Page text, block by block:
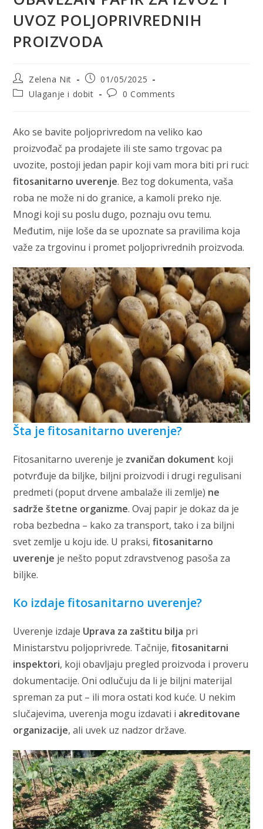
UVOZ POLJOPRIVREDNIH
PROIZVODA
Post
author:
Zelena Nit
Post
published:
01/05/2025
PostUlaganje i dobit
Post0 Comments
Ako se bavite poljoprivredom na veliko kao
proizvođač pa prodajete ili ste samo trgovac pa
uvozite, postoji jedan papir koji vam mora biti pri ruci:
fitosanitarno uverenje. Bez tog dokumenta, vaša
roba ne može ni do granice, a kamoli preko nje.
Mnogi koji su poslu dugo, poznaju ovu temu.
Međutim, nije loše da se upoznate sa pravilima koja
važe za trgovinu i promet poljoprivrednih proizvoda.
Šta je fitosanitarno uverenje?
Fitosanitarno uverenje je zvaničan dokument koji
potvrđuje da biljke, biljni proizvodi i drugi regulisani
predmeti (poput drvene ambalaže ili zemlje) ne
sadrže štetne organizme. Ovaj papir je dokaz da je
roba bezbedna – kako za transport, tako i za biljni
svet zemlje u koju ide. U praksi,fitosanitarno
uverenje je nešto poput zdravstvenog pasoša za
biljke.
Ko izdaje fitosanitarno uverenje?
Uverenje izdaje Uprava za zaštitu bilja pri
Ministarstvu poljoprivrede. Tačnije,fitosanitarni
inspektori, koji obavljaju pregled proizvoda i proveru
dokumentacije. Oni odlučuju da li je biljni materijal
spreman za put – ili mora ostati kod kuće. U nekim
slučajevima, uverenja mogu izdavati i akreditovane
organizacije, ali uvek uz nadzor države.